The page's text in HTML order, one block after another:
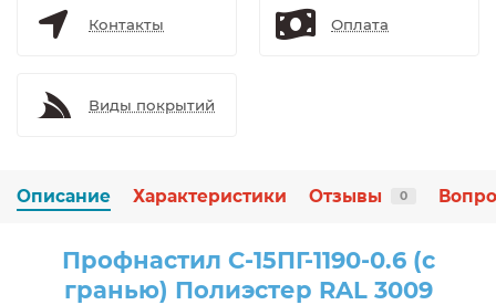
Контакты Оплата
Виды покрытий
Описание Характеристики Отзывы 0
Профнастил С-15ПГ-1190-0.6 (с
гранью) Полиэстер RAL 3009